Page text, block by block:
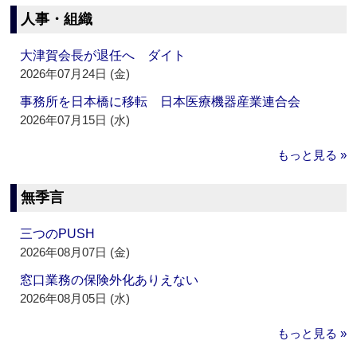
人事・組織
大津賀会長が退任へ ダイト
2026年07月24日 (金)
事務所を日本橋に移転 日本医療機器産業連合会
2026年07月15日 (水)
もっと見る »
無季言
三つのPUSH
2026年08月07日 (金)
窓口業務の保険外化ありえない
2026年08月05日 (水)
もっと見る »